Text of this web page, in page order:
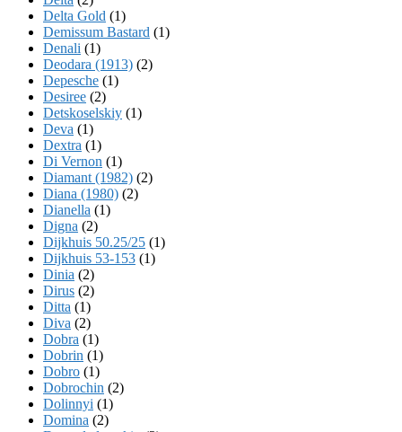
Delta Gold (1)
Demissum Bastard (1)
Denali (1)
Deodara (1913) (2)
Depesche (1)
Desiree (2)
Detskoselskiy (1)
Deva (1)
Dextra (1)
Di Vernon (1)
Diamant (1982) (2)
Diana (1980) (2)
Dianella (1)
Digna (2)
Dijkhuis 50.25/25 (1)
Dijkhuis 53-153 (1)
Dinia (2)
Dirus (2)
Ditta (1)
Diva (2)
Dobra (1)
Dobrin (1)
Dobro (1)
Dobrochin (2)
Dolinnyi (1)
Domina (2)